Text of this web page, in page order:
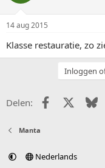
14 aug 2015
Klasse restauratie, zo
Inloggen
Delen: Facebook
X
Manta
Nederlands